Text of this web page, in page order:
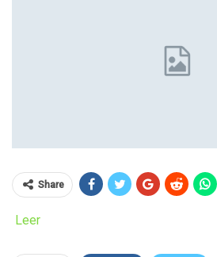
Share
Leer